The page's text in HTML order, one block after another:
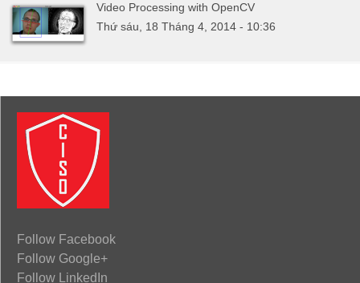
Video Processing with OpenCV
Thứ sáu, 18 Tháng 4, 2014 - 10:36
Follow Facebook
Follow Google+
Follow LinkedIn